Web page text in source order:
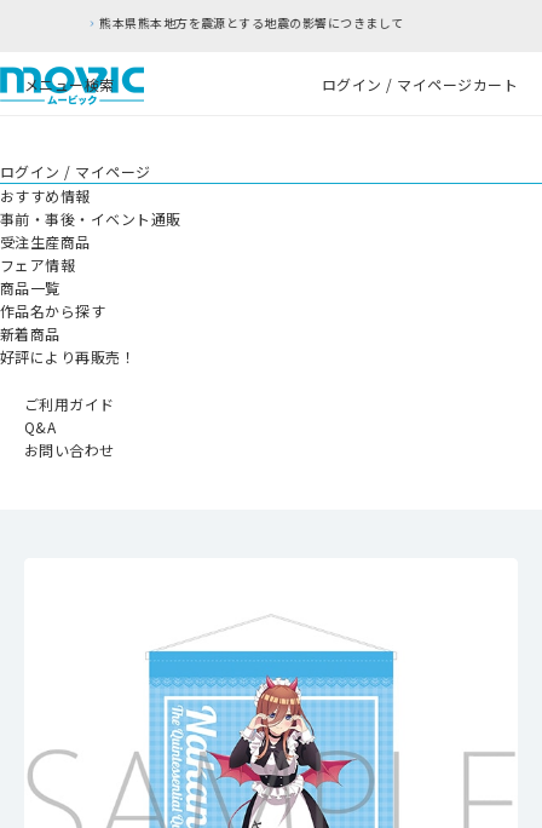
源とする地震の影響につきまして
メニュー検索 ログイン / マイページカート
ログイン / マイページ
おすすめ情報
事前・事後・イベント通販
受注生産商品
フェア情報
商品一覧
作品名から探す
新着商品
好評により再販売！
ご利用ガイド
Q&A
お問い合わせ